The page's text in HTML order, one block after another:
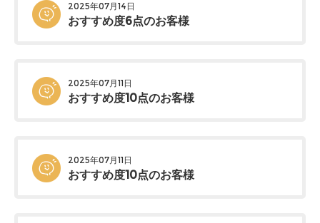
2025年07月14日
おすすめ度6点のお客様
2025年07月11日
おすすめ度10点のお客様
2025年07月11日
おすすめ度10点のお客様